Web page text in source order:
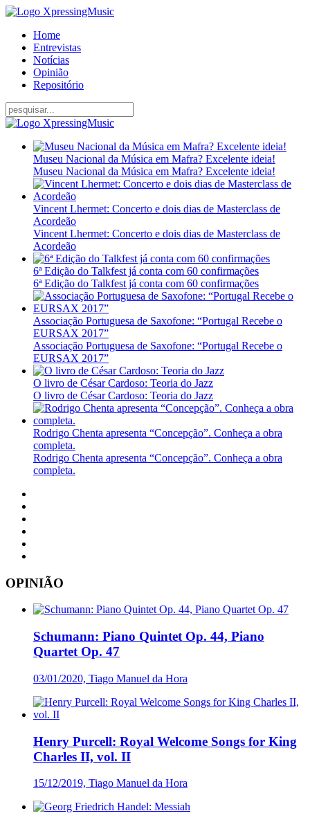
Home
Entrevistas
Notícias
Opinião
Repositório
Museu Nacional da Música em Mafra? Excelente ideia!
Museu Nacional da Música em Mafra? Excelente ideia!
Vincent Lhermet: Concerto e dois dias de Masterclass de
Acordeão
Vincent Lhermet: Concerto e dois dias de Masterclass de
Acordeão
6ª Edição do Talkfest já conta com 60 confirmações
6ª Edição do Talkfest já conta com 60 confirmações
Associação Portuguesa de Saxofone: “Portugal Recebe o
EURSAX 2017”
Associação Portuguesa de Saxofone: “Portugal Recebe o
EURSAX 2017”
O livro de César Cardoso: Teoria do Jazz
O livro de César Cardoso: Teoria do Jazz
Rodrigo Chenta apresenta “Concepção”. Conheça a obra
completa.
Rodrigo Chenta apresenta “Concepção”. Conheça a obra
completa.
OPINIÃO
Schumann: Piano Quintet Op. 44, Piano
Quartet Op. 47
03/01/2020, Tiago Manuel da Hora
Henry Purcell: Royal Welcome Songs for King
Charles II, vol. II
15/12/2019, Tiago Manuel da Hora